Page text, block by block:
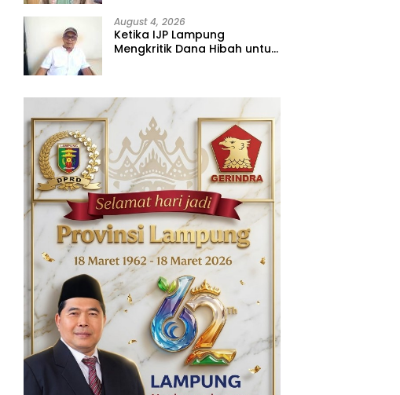
August 4, 2026
Ketika IJP Lampung
Mengkritik Dana Hibah untuk